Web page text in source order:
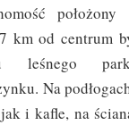
km od centrum
leśnego
Na
i kafle, na